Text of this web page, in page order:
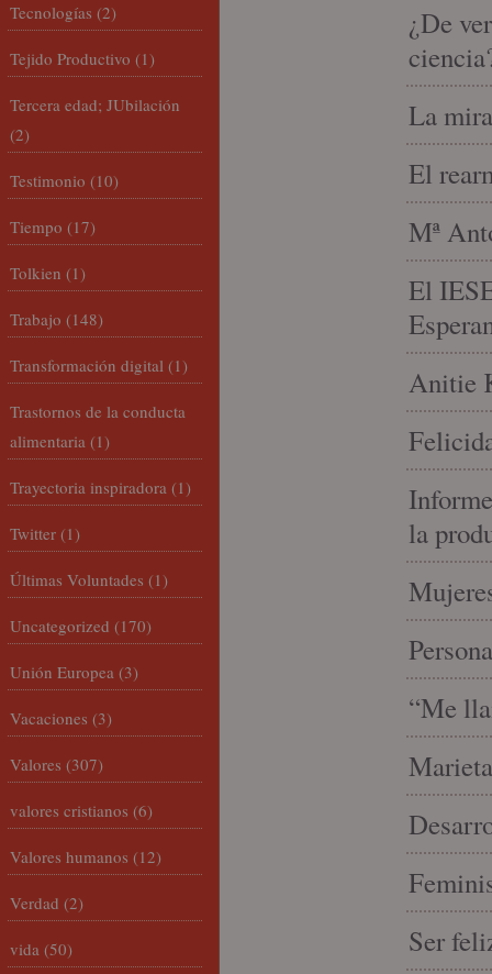
¿De
La
El
Mª
El
Anitie
la
“Me
Ser
Tecnologías (2)
Tejido Productivo (1)
Tercera edad; JUbilación
(2)
Testimonio (10)
Tiempo (17)
Tolkien (1)
Trabajo (148)
Transformación digital (1)
Trastornos de la conducta
alimentaria (1)
Trayectoria inspiradora (1)
Twitter (1)
Últimas Voluntades (1)
Uncategorized (170)
Unión Europea (3)
Vacaciones (3)
Valores (307)
valores cristianos (6)
Valores humanos (12)
Verdad (2)
vida (50)